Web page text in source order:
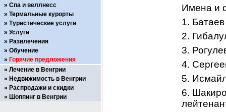
Имена и
1.
2.
3.
4.
5.
6.
Спа и веллнесс
Термальные курорты
Туристические услуги
Услуги
Развлечения
Обучение
Горячие предложения
Лечение в Венгрии
Недвижимость в Венгрии
Распродажи и скидки
Шоппинг в Венгрии